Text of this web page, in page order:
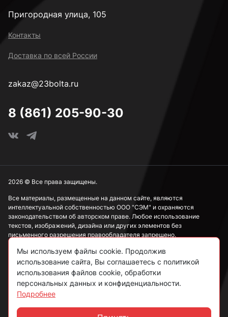
М18
М22
М27
Пригородная улица, 105
Контакты
Доставка по всей России
zakaz@23bolta.ru
8 (861) 205-90-30
Все материалы, размещенные на данном сайте, являются
интеллектуальной собственностью ООО "СЭМ" и охраняются
законодательством об авторском праве. Любое использование
текстов, изображений, дизайна или других элементов без
письменного разрешения правообладателя запрещено.
Информация, представленная на сайте, носит исключительно
ознакомительный характер и не может рассматриваться как
публичная оферта в соответствии со ст. 437 ГК РФ.
Политика конфиденциальности
Согласие на обработку данных
2026 © Все права защищены.
Мы используем файлы cookie. Продолжив
использование сайта, Вы соглашаетесь с политикой
использования файлов cookie, обработки
персональных данных и конфиденциальности.
Подробнее